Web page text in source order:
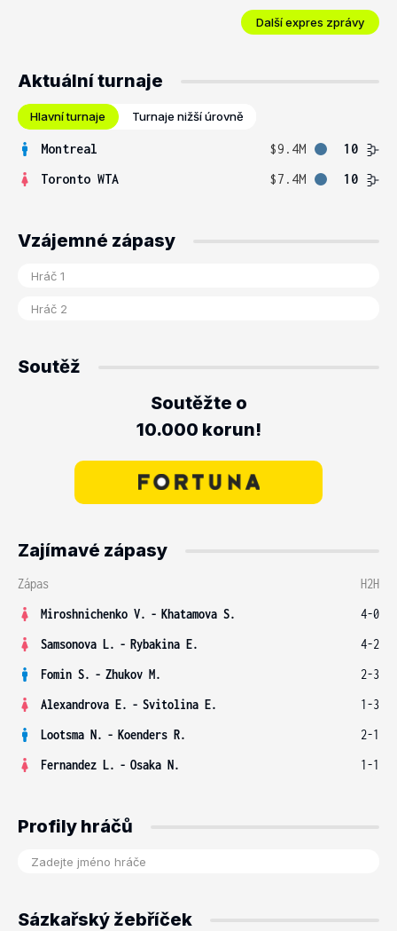
Další expres zprávy
Aktuální turnaje
Hlavní turnaje Turnaje nižší úrovně
Montreal $9.4M
10
Toronto WTA
$7.4M 10
Vzájemné zápasy
Soutěž
Soutěžte o
10.000 korun!
Zajímavé zápasy
Zápas
H2H
Miroshnichenko V. - Khatamova S.
4-0
Samsonova L. - Rybakina E.
4-2
Fomin S. - Zhukov M.
2-3
Alexandrova E. - Svitolina E.
1-3
Lootsma N. - Koenders R.
2-1
Fernandez L. - Osaka N. 1-1
Profily hráčů
Sázkařský žebříček